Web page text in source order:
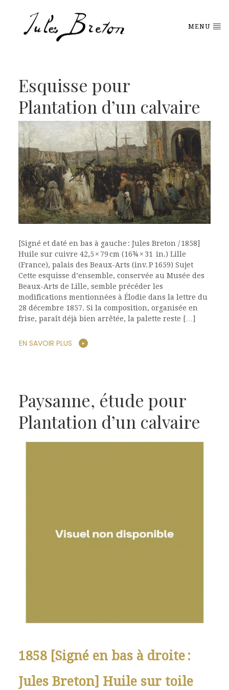
MENU
Esquisse pour
Plantation d’un calvaire
[Signé et daté en bas à gauche : Jules Breton / 1858]
Huile sur cuivre 42,5 × 79 cm (16¾ × 31 in.) Lille
(France), palais des Beaux-Arts (inv. P 1659) Sujet
Cette esquisse d’ensemble, conservée au Musée des
Beaux-Arts de Lille, semble précéder les
modifications mentionnées à Élodie dans la lettre du
28 décembre 1857. Si la composition, organisée en
frise, paraît déjà bien arrêtée, la palette reste […]
EN SAVOIR PLUS
Paysanne, étude pour
Plantation d’un calvaire
1858 [Signé en bas à droite :
Jules Breton] Huile sur toile